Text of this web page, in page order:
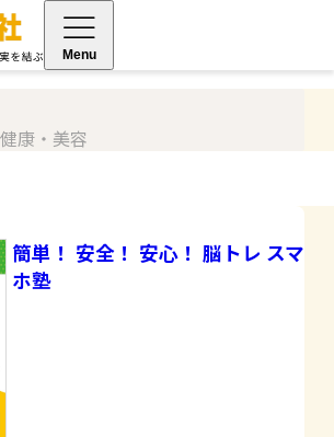
Menu
康・美容
簡単！ 安全！ 安心！ 脳トレ スマ
ホ塾